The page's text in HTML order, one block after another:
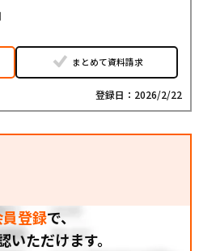
まとめて資料請求
登録日：2026/2/22
登録で、
いただけます。